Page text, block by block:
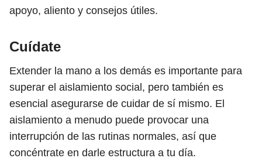
apoyo, aliento y consejos útiles.
Cuídate
Extender la mano a los demás es importante para
superar el aislamiento social, pero también es
esencial asegurarse de cuidar de sí mismo. El
aislamiento a menudo puede provocar una
interrupción de las rutinas normales, así que
concéntrate en darle estructura a tu día.